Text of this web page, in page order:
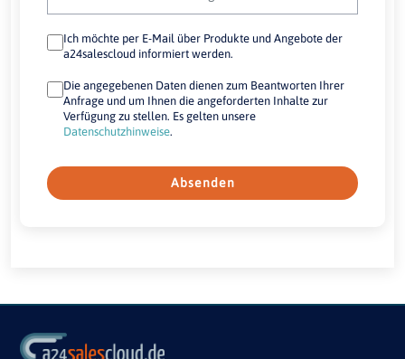
Ich möchte per E-Mail über Produkte und Angebote der
a24salescloud informiert werden.
Die angegebenen Daten dienen zum Beantworten Ihrer
Anfrage und um Ihnen die angeforderten Inhalte zur
Verfügung zu stellen. Es gelten unsere
Datenschutzhinweise.
Absenden